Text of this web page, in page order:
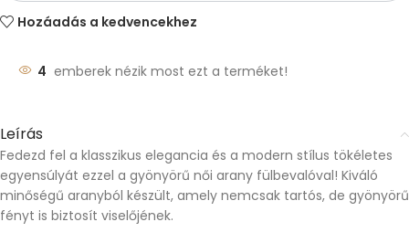
Hozáadás a kedvencekhez
4 emberek nézik most ezt a terméket!
Leírás
Fedezd fel a klasszikus elegancia és a modern stílus tökéletes
egyensúlyát ezzel a gyönyörű női arany fülbevalóval! Kiváló
minőségű aranyból készült, amely nemcsak tartós, de gyönyörű
fényt is biztosít viselőjének.